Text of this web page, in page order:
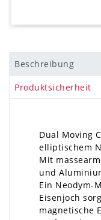
Beschreibung
Produktsicherheit
Dual Moving
elliptischem
Mit
und
Ein Neodym-
Eisenjoch
magnetische